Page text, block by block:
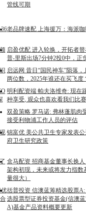
管线可期
老品牌速配 上海援万：海派
启盈优配 进入轮换，开拓者
普-里斯出场7分钟2投0中，正
启远网 昔日“国民神车”陨落
两位数，2025年谁还在买飞度
明利配资端 帕夫洛维奇: 现在
种享受, 观众也喜欢看我们比
双盈策略 罗马诺: 弗林蓬肌肉
接受利物浦工作人员的评估
锦富优 美公共卫生专家发表
府卫生研究政策
盒马配资 招商基金董事长换
架构初现，未来或将发力指数
量很大）
括普投资 信澳蓝筹精选股票
选股票型证券投资基金(信澳
A)基金产品资料概要更新